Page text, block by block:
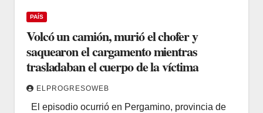
PAÍS
Volcó un camión, murió el chofer y
saquearon el cargamento mientras
trasladaban el cuerpo de la víctima
ELPROGRESOWEB
El episodio ocurrió en Pergamino, provincia de